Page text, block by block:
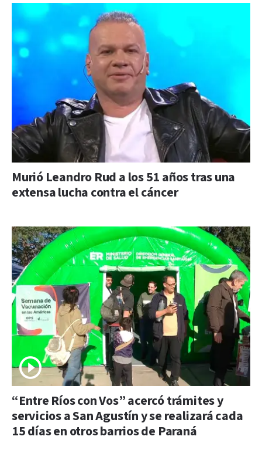
Murió Leandro Rud a los 51 años tras una
extensa lucha contra el cáncer
“Entre Ríos con Vos” acercó trámites y
servicios a San Agustín y se realizará cada
15 días en otros barrios de Paraná